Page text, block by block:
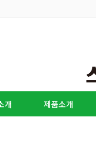
개 제품소개